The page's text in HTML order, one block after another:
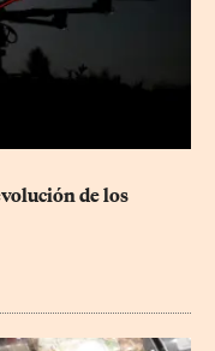
de los